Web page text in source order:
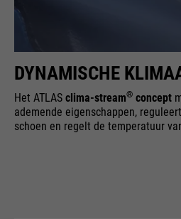
DYNAMISCHE
Het ATLAS clima-stream® concept
ademende eigenschappen,
schoen en regelt de temperatuur